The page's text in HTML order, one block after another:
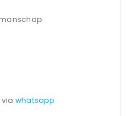
via whatsapp